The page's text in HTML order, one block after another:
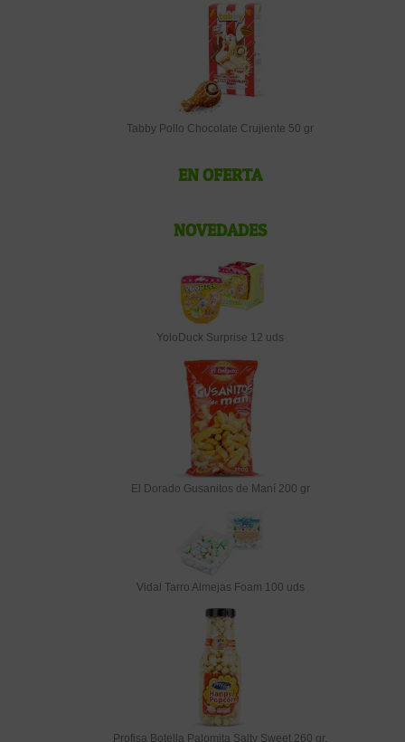
Tabby Pollo Chocolate Crujiente 50 gr
EN OFERTA
NOVEDADES
YoloDuck Surprise 12 uds
El Dorado Gusanitos de Maní 200 gr
Vidal Tarro Almejas Foam 100 uds
Profisa Botella Palomita Salty Sweet 260 gr.